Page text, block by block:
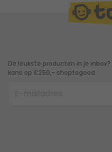
De leukste producten in je
kans op €250,- shoptegoed.